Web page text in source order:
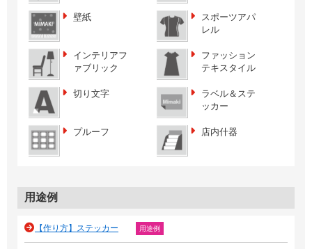
壁紙
スポーツアパ
レル
インテリアフ
ァブリック
ファッション
テキスタイル
切り文字
ラベル＆ステ
ッカー
プルーフ 店内什器
用途例
【作り方】ステッカー 用途例